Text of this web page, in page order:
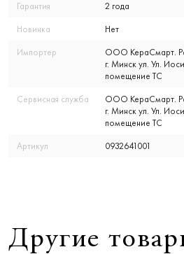
Гарантия 2 года
Новинка Нет
Импортер
ООО КераСмарт.
г. Минск ул. Ул.
помещение ТС
Сервисная служба
ООО КераСмарт.
г. Минск ул. Ул.
помещение ТС
Артикул 0932641001
Другие